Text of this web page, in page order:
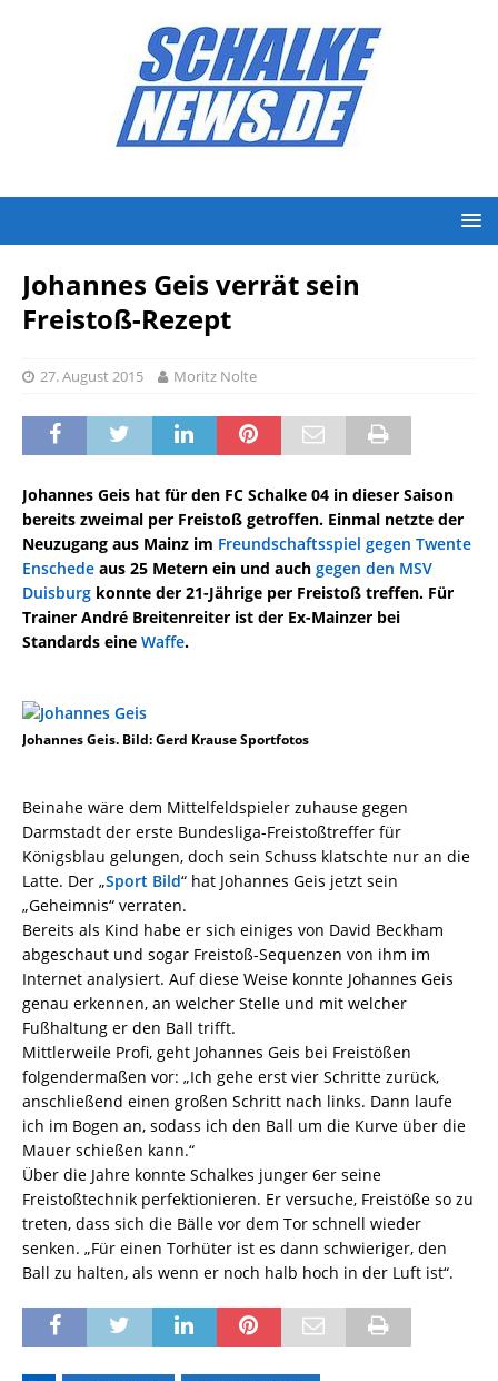
Johannes Geis verrät sein
Freistoß-Rezept
27. August 2015 Moritz Nolte
Johannes Geis hat für den FC Schalke 04 in dieser Saison
bereits zweimal per Freistoß getroffen. Einmal netzte der
Neuzugang aus Mainz im Freundschaftsspiel gegen Twente
Enschede aus 25 Metern ein und auch gegen den MSV
Duisburg konnte der 21-Jährige per Freistoß treffen. Für
Trainer André Breitenreiter ist der Ex-Mainzer bei
Standards eine Waffe.
Johannes Geis. Bild: Gerd Krause Sportfotos
Beinahe wäre dem Mittelfeldspieler zuhause gegen
Darmstadt der erste Bundesliga-Freistoßtreffer für
Königsblau gelungen, doch sein Schuss klatschte nur an die
Latte. Der „Sport Bild“ hat Johannes Geis jetzt sein
„Geheimnis“ verraten.
Bereits als Kind habe er sich einiges von David Beckham
abgeschaut und sogar Freistoß-Sequenzen von ihm im
Internet analysiert. Auf diese Weise konnte Johannes Geis
genau erkennen, an welcher Stelle und mit welcher
Fußhaltung er den Ball trifft.
Mittlerweile Profi, geht Johannes Geis bei Freistößen
folgendermaßen vor: „Ich gehe erst vier Schritte zurück,
anschließend einen großen Schritt nach links. Dann laufe
ich im Bogen an, sodass ich den Ball um die Kurve über die
Mauer schießen kann.“
Über die Jahre konnte Schalkes junger 6er seine
Freistoßtechnik perfektionieren. Er versuche, Freistöße so zu
treten, dass sich die Bälle vor dem Tor schnell wieder
senken. „Für einen Torhüter ist es dann schwieriger, den
Ball zu halten, als wenn er noch halb hoch in der Luft ist“.